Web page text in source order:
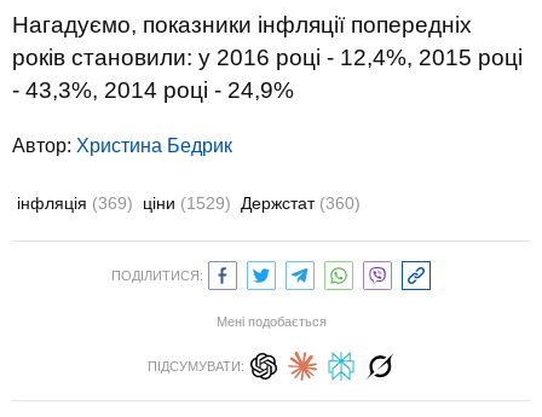
Нагадуємо, показники інфляції попередніх
років становили: у 2016 році - 12,4%, 2015 році
- 43,3%, 2014 році - 24,9%
Автор: Христина Бедрик
інфляція (369) ціни (1529) Держстат (360)
ПОДІЛИТИСЯ:
Мені подобається
ПІДСУМУВАТИ: